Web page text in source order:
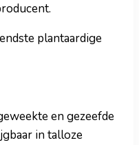
plantaardige
en gezeefde
in talloze